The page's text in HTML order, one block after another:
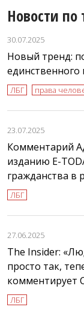
Новости по
30.07.2025
Новый тренд:
единственного
ЛБГ права
23.07.2025
Комментарий
изданию E-
гражданства в
ЛБГ
27.06.2025
The Insider:
просто так,
комментирует
ЛБГ